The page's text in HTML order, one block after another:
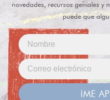
novedades, recursos geniales y
puede que
¡ME